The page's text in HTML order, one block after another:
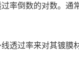
率倒数的对数。
透过率来对其镀膜